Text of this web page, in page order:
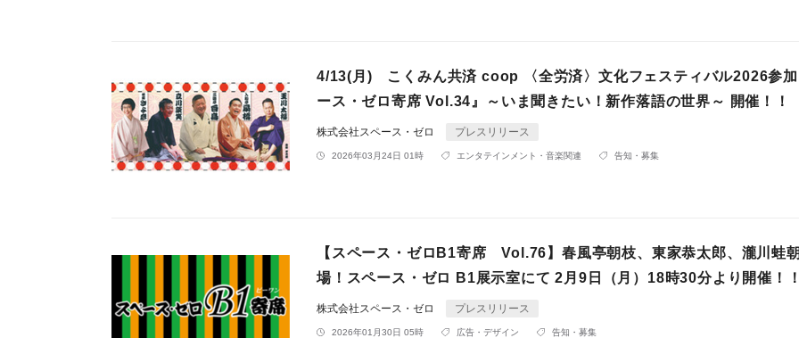
4/13(月) こくみん共済 coop 〈全労済〉文化フェスティバル2026参
ース・ゼロ寄席 Vol.34』～いま聞きたい！新作落語の世界～ 開催！！
株式会社スペース・ゼロ プレスリリース
2026年03月24日 01時 エンタテインメント・音楽関連 告知・募集
【スペース・ゼロB1寄席 Vol.76】春風亭朝枝、東家恭太郎、瀧川蛙
場！スペース・ゼロ B1展示室にて 2月9日（月）18時30分より開催！！
株式会社スペース・ゼロ プレスリリース
2026年01月30日 05時 広告・デザイン 告知・募集